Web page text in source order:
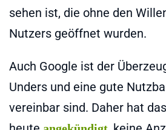
sehen ist, die ohne den
Nutzers geöffnet wurden.
Auch Google ist der
Unders und eine gute
vereinbar sind. Daher hat